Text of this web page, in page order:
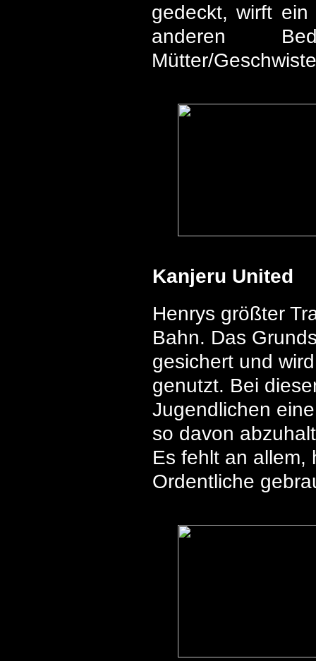
gedeckt, wirft
anderen
Mütter/
Kanjeru United
Henrys größter
Bahn. Das
gesichert und
genutzt. Bei
Jugendlichen
so davon
Es fehlt an allem,
Ordentliche